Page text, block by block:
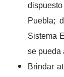
Puebla;
Sistema
se pueda
Brindar